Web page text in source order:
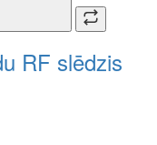
RF slēdzis